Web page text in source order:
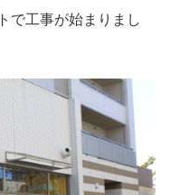
で工事が始まりまし